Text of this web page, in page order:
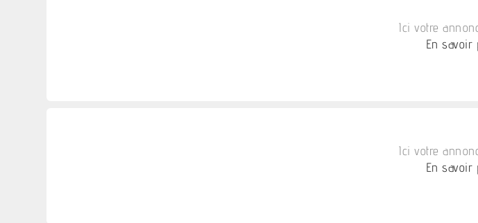
Ici votre
En savoir
Ici votre
En savoir